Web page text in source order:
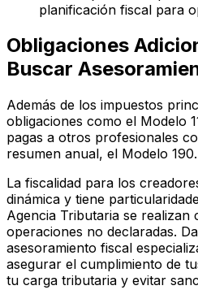
planificación fiscal para
Obligaciones
Buscar
Además de los impuestos
obligaciones como el Modelo
pagas a otros profesionales
resumen anual, el Modelo 190.
La fiscalidad para los
dinámica y tiene
Agencia Tributaria se
operaciones no declaradas.
asesoramiento fiscal
asegurar el cumplimiento de
tu carga tributaria y evitar